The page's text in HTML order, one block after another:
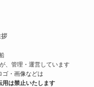
が、管理・運営しています
ゴ・画像などは
用は禁止いたします